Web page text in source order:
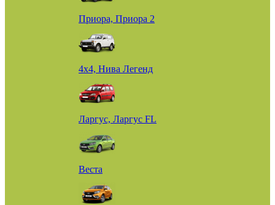
Приора, Приора 2
4х4, Нива Легенд
Ларгус, Ларгус FL
Веста